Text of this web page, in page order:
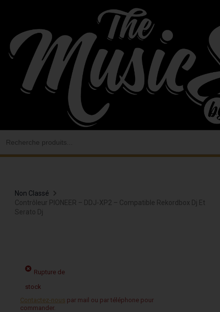
contenu
Non Classé
Contrôleur PIONEER – DDJ-XP2 – Compatible Rekordbox Dj Et
Serato Dj
Rupture de
stock
Contactez-nous par mail ou par téléphone pour
commander.